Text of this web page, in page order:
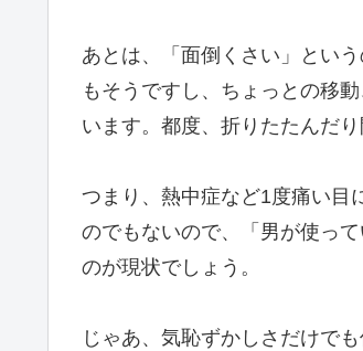
あとは、「面倒くさい」とい
もそうですし、ちょっとの移
います。都度、折りたたんだ
つまり、熱中症など1度痛い目
のでもないので、「男が使っ
のが現状でしょう。
じゃあ、気恥ずかしさだけで